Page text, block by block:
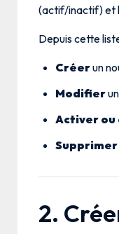
(actif/inactif) et
Depuis cette
Créerun
Modifier
Activer
Supprimer
2.